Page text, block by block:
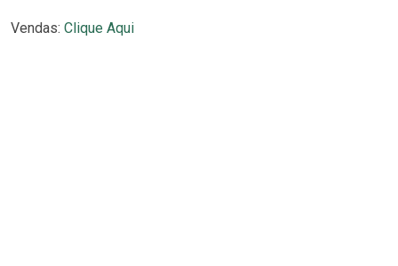
Vendas: Clique Aqui